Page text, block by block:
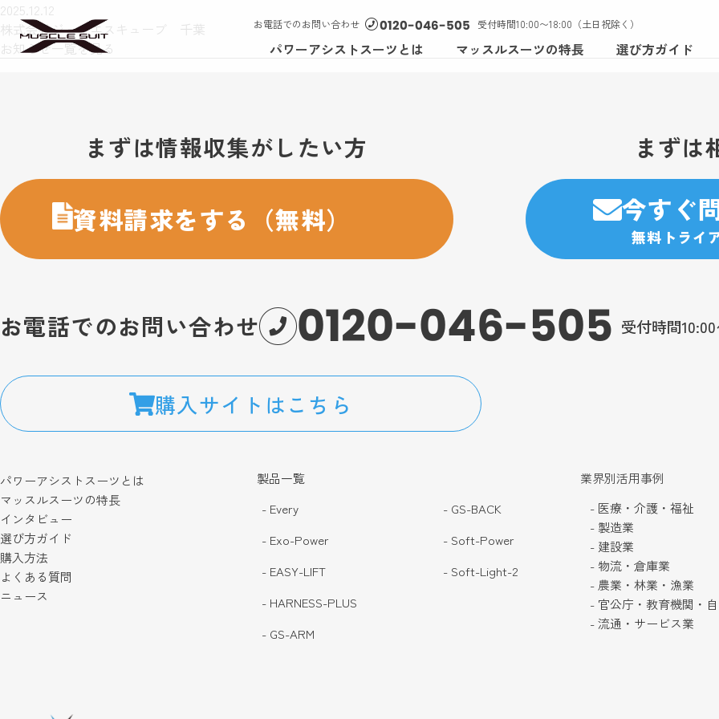
お電話でのお問い合わせ 0120-046-505 受付時間10:00〜18:00（土日祝除く）
パワーアシストスーツとは マッスルスーツの特長 選び方ガイド
2025.12.12
株式会社ジェイエスキューブ 千葉
お知らせ一覧を見る
まずは情報収集がしたい方
資料請求をする（無料）
まずは
今すぐ
無料トライ
お電話でのお問い合わせ 0120-046-505 受付時間
購入サイトはこちら
パワーアシストスーツとは
マッスルスーツの特長
インタビュー
選び方ガイド
購入方法
よくある質問
ニュース
製品一覧
- Every
- Exo-Power
- EASY-LIFT
- HARNESS-PLUS
- GS-ARM
- GS-BACK
- Soft-Power
- Soft-Light-2
業界別活用事例
- 医療・介護・福祉
- 製造業
- 建設業
- 物流・倉庫業
- 農業・林業・漁業
- 官公庁・教育機関・
- 流通・サービス業